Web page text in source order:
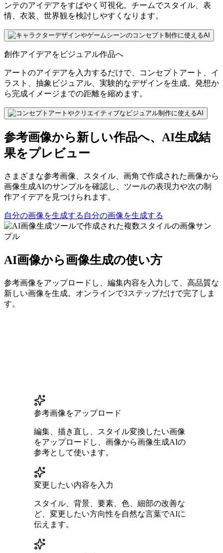
ンテのアイデアをすばやく可視化。チームでスタイル、表
情、衣装、世界観を検討しやすくなります。
創作アイデアをビジュアル作品へ
アートのアイデアを入力するだけで、コンセプトアート、イ
ラスト、抽象ビジュアル、実験的なデザインを生成。発想か
ら完成イメージまでの距離を縮めます。
参考画像から新しい作品へ、AI生成結
果をプレビュー
さまざまな参考画像、スタイル、画角で作成された画像から
画像生成AIのサンプルを確認し、ツールの表現力や次の制
作アイデアを見つけられます。
自分の画像を生成する 自分の画像を生成する
AI画像から画像生成の使い方
参考画像をアップロードし、編集内容を入力して、高品質な
新しい画像を生成。オンラインで3ステップだけで完了しま
す。
参考画像をアップロード
編集、描き直し、スタイル変換したい画像
をアップロードし、画像から画像生成AIの
参考として使います。
変更したい内容を入力
スタイル、背景、要素、色、細部の改善な
ど、変更したい方向性を自然な言葉でAIに
伝えます。